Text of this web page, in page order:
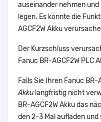
auseinander nehmen
legen. Es könnte die
AGCF2W Akku
Der Kurzschluss
Fanuc BR-AGCF2W PLC
Falls Sie Ihren Fanuc BR-
Akku langfristig nicht
BR-AGCF2W Akku das
den 2-3 Mal aufladen